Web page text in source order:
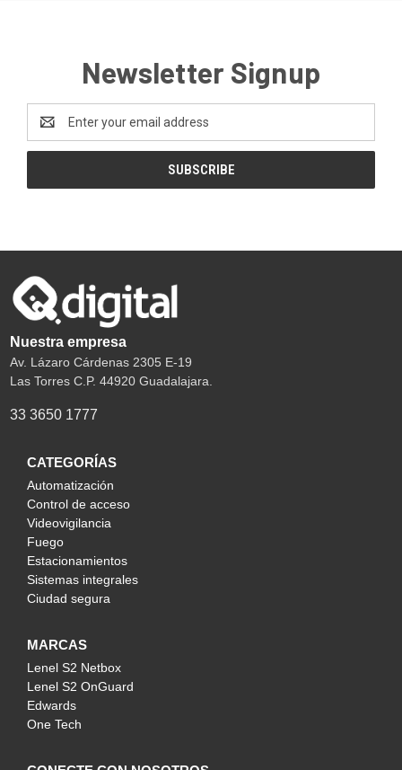
Newsletter Signup
Address
Nuestra empresa
Av. Lázaro Cárdenas 2305 E-19
Las Torres C.P. 44920 Guadalajara.
33 3650 1777
CATEGORÍAS
Automatización
Control de acceso
Videovigilancia
Fuego
Estacionamientos
Sistemas integrales
Ciudad segura
MARCAS
Lenel S2 Netbox
Lenel S2 OnGuard
Edwards
One Tech